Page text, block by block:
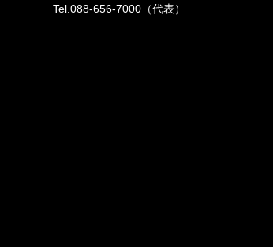
Tel.088-656-7000（代表）